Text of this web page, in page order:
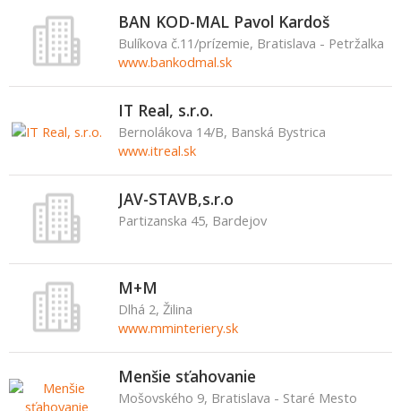
BAN KOD-MAL Pavol Kardoš
Bulíkova č.11/prízemie, Bratislava - Petržalka
www.bankodmal.sk
IT Real, s.r.o.
Bernolákova 14/B, Banská Bystrica
www.itreal.sk
JAV-STAVB,s.r.o
Partizanska 45, Bardejov
M+M
Dlhá 2, Žilina
www.mminteriery.sk
Menšie sťahovanie
Mošovského 9, Bratislava - Staré Mesto